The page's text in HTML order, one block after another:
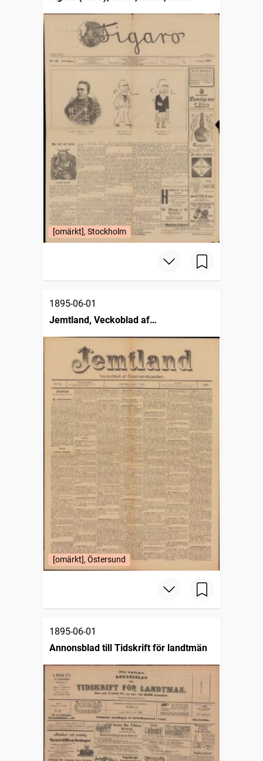
[omärkt], Stockholm
1895-06-01
Jemtland, Veckoblad af
[omärkt], Östersund
1895-06-01
Annonsblad till Tidskrift för landtmän